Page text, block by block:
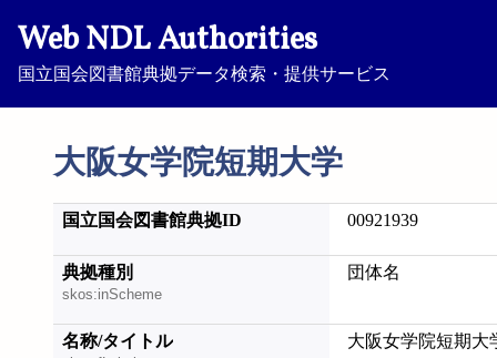
Web NDL Authorities
国立国会図書館典拠データ検索・提供サービス
大阪女学院短期大学
国立国会図書館典拠ID 00921939
典拠種別
skos:inScheme
団体名
名称/タイトル 大阪女学院短期大